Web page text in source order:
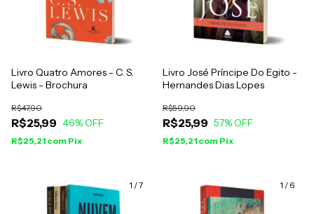
Livro Quatro Amores - C. S.
Lewis - Brochura
R$25,99
R$47,90
46% OFF
R$25,21 com Pix
Livro José Príncipe Do Egito -
Hernandes Dias Lopes
R$25,99
R$59,90
57% OFF
R$25,21 com Pix
1 /7 1 / 6